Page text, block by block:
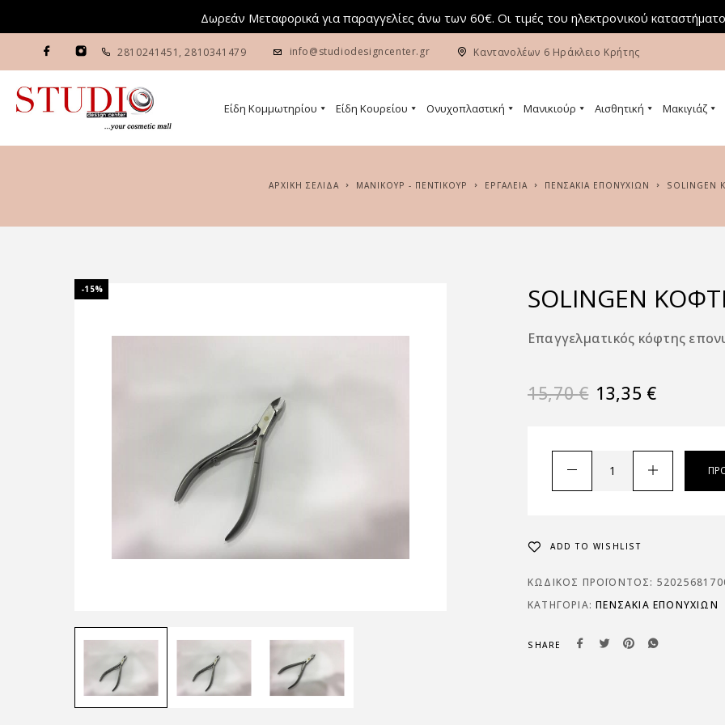
Δωρεάν Μεταφορικά για παραγγελίες άνω των 60€. Οι τιμές του ηλεκτρονικού
2810241451 , 2810341479 info@studiodesigncenter.gr Καντανολέων 6 Ηράκλειο Κρήτης
Είδη Κομμωτηρίου Είδη Κουρείου Ονυχοπλαστική Μανικιούρ Αισθητική Μακιγιάζ
ΑΡΧΙΚΉ ΣΕΛΊΔΑ ΜΑΝΙΚΟΥΡ - ΠΕΝΤΙΚΟΥΡ ΕΡΓΑΛΕΙΑ ΠΕΝΣΆΚΙΑ ΕΠΟΝΥΧΊΩΝ
-15% SOLINGEN
Επαγγελματικός κόφτης
15,70€ 13,35 €
ADD TO WISHLIST
ΚΩΔΙΚΌΣ ΠΡΟΪΌΝΤΟΣ:
ΚΑΤΗΓΟΡΊΑ:ΠΕΝΣΆΚΙΑ ΕΠΟΝΥΧΊΩΝ
SHARE